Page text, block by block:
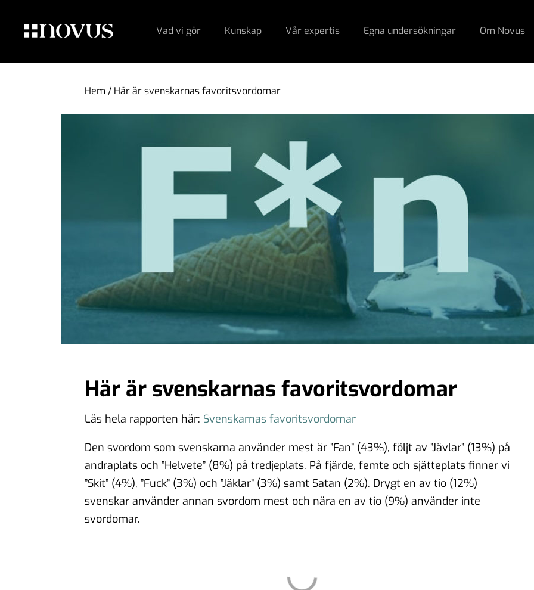
Vad vi gör Kunskap Vår expertis Egna undersökningar Om Novus
Hem / Här är svenskarnas favoritsvordomar
Här är svenskarnas favoritsvordomar
Läs hela rapporten här: Svenskarnas favoritsvordomar
Den svordom som svenskarna använder mest är ”Fan” (43%), följt av ”Jävlar” (13%) på
andraplats och ”Helvete” (8%) på tredjeplats. På fjärde, femte och sjätteplats finner vi
”Skit” (4%), ”Fuck” (3%) och ”Jäklar” (3%) samt Satan (2%). Drygt en av tio (12%)
svenskar använder annan svordom mest och nära en av tio (9%) använder inte
svordomar.